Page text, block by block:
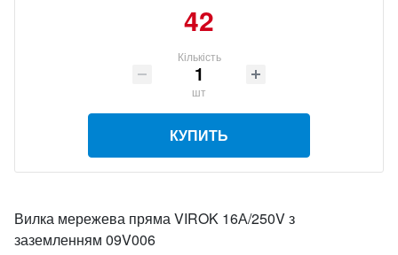
42
Кількість
шт
КУПИТЬ
Вилка мережева пряма VIROK 16А/250V з
заземленням 09V006